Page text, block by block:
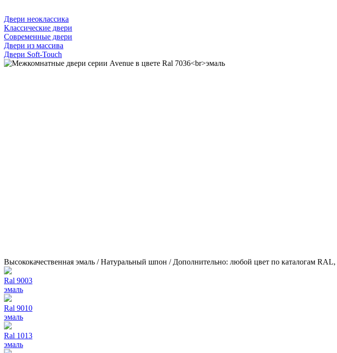
Двери неоклассика
Классические двери
Современные двери
Двери из массива
Двери Soft-Touch
Высококачественная эмаль / Натуральный шпон / Дополнительно: любой цвет по каталогам RAL,
Ral 9003
эмаль
Ral 9010
эмаль
Ral 1013
эмаль